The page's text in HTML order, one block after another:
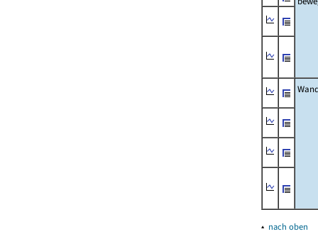
▴ nach oben